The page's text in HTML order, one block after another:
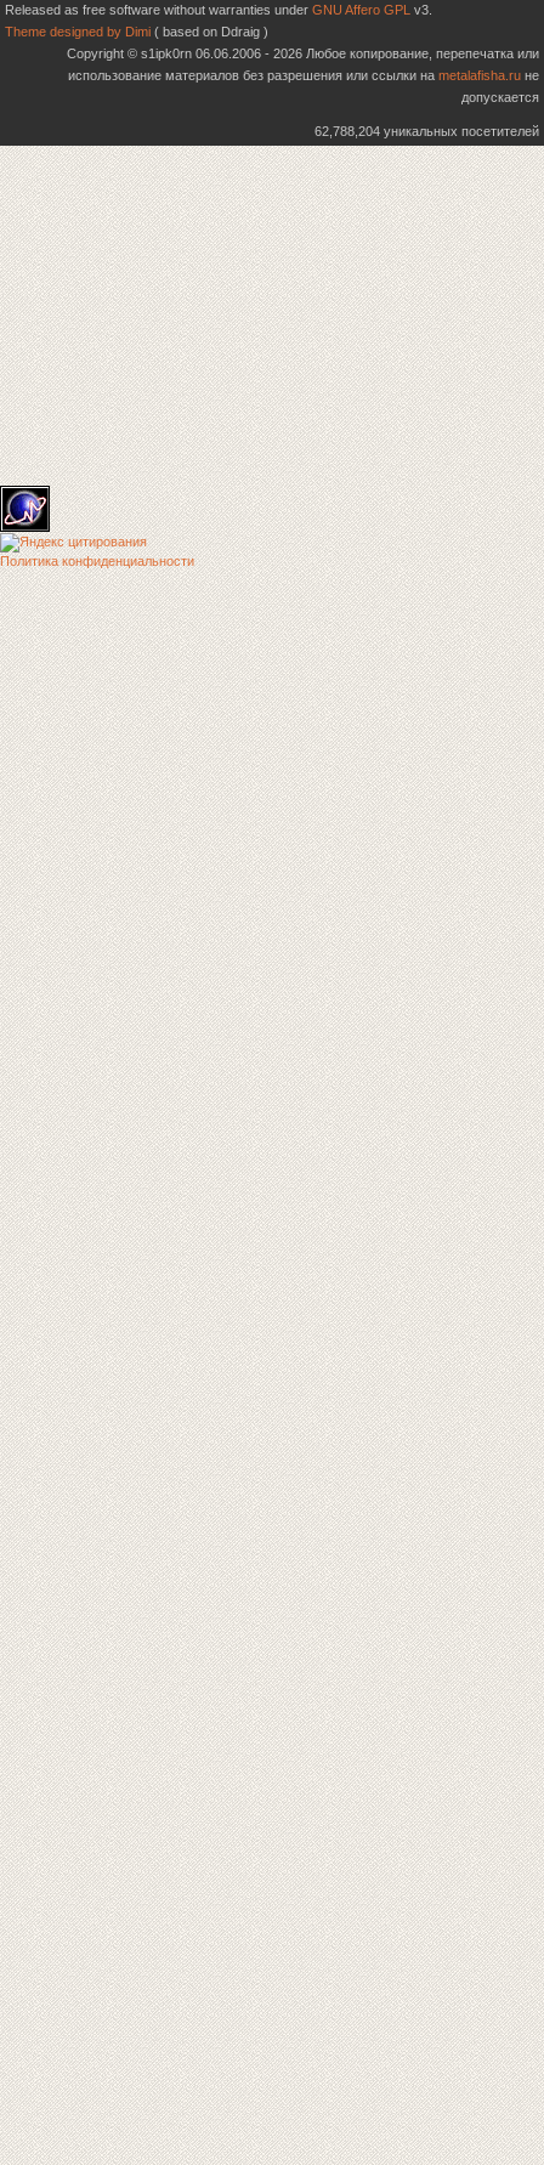
Released as free software without warranties under GNU Affero GPL v3.
Theme designed by Dimi ( based on Ddraig )
Copyright © s1ipk0rn 06.06.2006 - 2026 Любое копирование, перепечатка или
использование материалов без разрешения или ссылки на metalafisha.ru не
допускается
62,788,204 уникальных посетителей
Политика конфиденциальности